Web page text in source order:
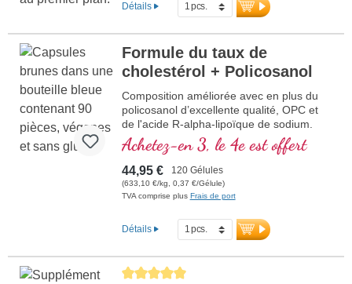
Détails
Formule du taux de
cholestérol + Policosanol
Composition améliorée avec en plus du
policosanol d’excellente qualité, OPC et
de l'acide R-alpha-lipoïque de sodium.
Achetez-en 3, le 4e est offert
44,95 € 120 Gélules
(633,10 €/kg, 0,37 €/Gélule)
TVA comprise plus Frais de port
Détails
Average rating of 5 out of 5 stars